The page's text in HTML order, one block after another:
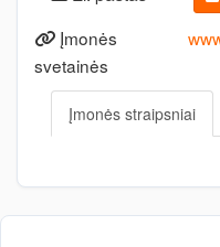
Įmonės
svetainės
Įmonės straipsniai